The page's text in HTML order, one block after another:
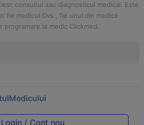
consultul sau diagnosticul medical. Este
fie medicul Dvs., fie unul din medicii
la medic Clickmed.
Login / Cont nou